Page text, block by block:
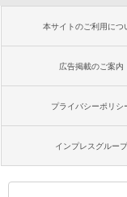
本サイトのご利用につ
広告掲載のご案内
プライバシーポリシ
インプレスグループ